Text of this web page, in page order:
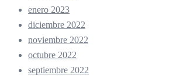
enero 2023
diciembre 2022
noviembre 2022
octubre 2022
septiembre 2022